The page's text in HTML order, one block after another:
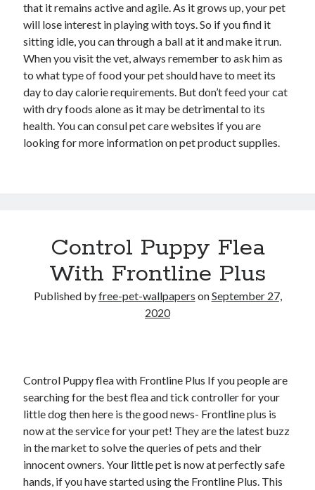
that it remains active and agile. As it grows up, your pet
will lose interest in playing with toys. So if you find it
sitting idle, you can through a ball at it and make it run.
When you visit the vet, always remember to ask him as
to what type of food your pet should have to meet its
day to day calorie requirements. But don’t feed your cat
with dry foods alone as it may be detrimental to its
health. You can consul pet care websites if you are
looking for more information on pet product supplies.
Control Puppy Flea
With Frontline Plus
Published byfree-pet-wallpapers onSeptember 27,
2020
Control Puppy flea with Frontline Plus If you people are
searching for the best flea and tick controller for your
little dog then here is the good news- Frontline plus is
now at the service for your pet! They are the latest buzz
in the market to solve the queries of pets and their
innocent owners. Your little pet is now at perfectly safe
hands, if you have started using the Frontline Plus. This